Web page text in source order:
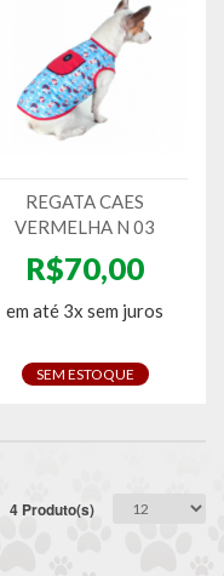
REGATA CAES
VERMELHA N 03
R$70,00
em até 3x sem juros
SEM ESTOQUE
4 Produto(s)